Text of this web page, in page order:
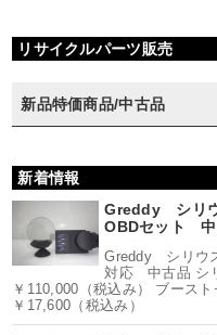
リサイクルパーツ販売
新品特価商品/中古品
新着情報
Greddy シリ
OBDセット 中
Greddy シリウ
対応 中古品 シ
￥110,000（税込み） ブース
￥17,600（税込み）